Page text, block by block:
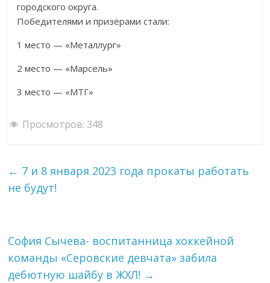
городского округа.
Победителями и призёрами стали:
1 место — «Металлург»
2 место — «Марсель»
3 место — «МТГ»
Просмотров: 348
← 7 и 8 января 2023 года прокаты работать
не будут!
София Сычева- воспитанница хоккейной
команды «Серовские девчата» забила
дебютную шайбу в ЖХЛ! →